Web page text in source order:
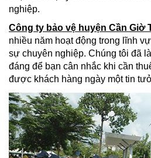
nghiệp.
Công ty bảo vệ huyện Cần Giờ
nhiều năm hoạt động trong lĩnh
sự chuyên nghiệp. Chúng tôi đã
đáng để bạn cân nhắc khi cần
được khách hàng ngày một tin